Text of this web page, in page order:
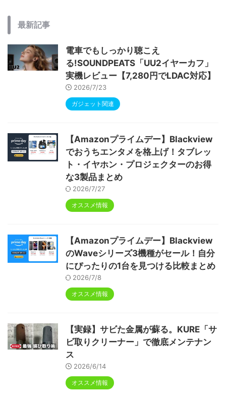
最新記事
電車でもしっかり聴こえ
る!SOUNDPEATS「UU2イヤーカフ」
実機レビュー【7,280円でLDAC対応】
2026/7/23
ガジェット関連
【Amazonプライムデー】Blackview
でおうちエンタメを格上げ！タブレッ
ト・イヤホン・プロジェクターのお得
な3製品まとめ
2026/7/27
オススメ情報
【Amazonプライムデー】Blackview
のWaveシリーズ3機種がセール！自分
にぴったりの1台を見つける比較まとめ
2026/7/8
オススメ情報
【実録】サビた金属が蘇る。KURE「サ
ビ取りクリーナー」で徹底メンテナン
ス
2026/6/14
オススメ情報